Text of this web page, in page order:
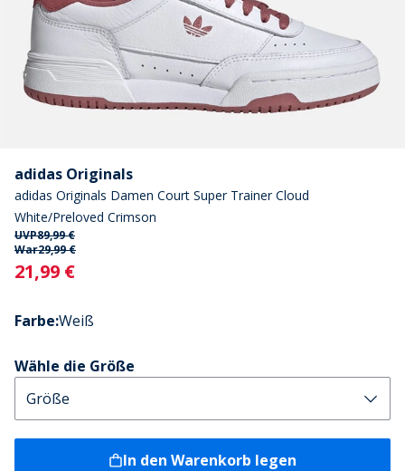
adidas Originals
adidas Originals Damen Court Super Trainer Cloud
White/Preloved Crimson
UVP89,99 €
War29,99 €
Current
21,99 €
Farbe:Weiß
Wähle die Größe
In den Warenkorb legen